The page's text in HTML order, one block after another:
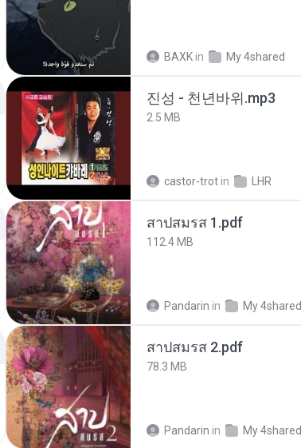
BAXK in My 4shared
진성 - 천년바위.mp3
2.5 MB
castor-trot in LHR
สาปสมรส 1.pdf
112.4 MB
Pandarin in My 4shared
สาปสมรส 2.pdf
78.3 MB
Pandarin in My 4shared